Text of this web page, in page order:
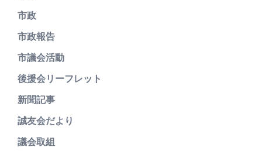
市政
市政報告
市議会活動
後援会リーフレット
新聞記事
誠友会だより
議会取組